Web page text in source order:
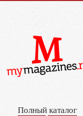
Полный каталог